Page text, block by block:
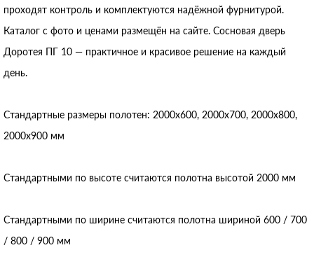
проходят контроль и комплектуются надёжной фурнитурой.
Каталог с фото и ценами размещён на сайте. Сосновая дверь
Доротея ПГ 10 — практичное и красивое решение на каждый
день.
Стандартные размеры полотен: 2000x600, 2000x700, 2000x800,
2000x900 мм
Стандартными по высоте считаются полотна высотой 2000 мм
Стандартными по ширине считаются полотна шириной 600 / 700
/ 800 / 900 мм